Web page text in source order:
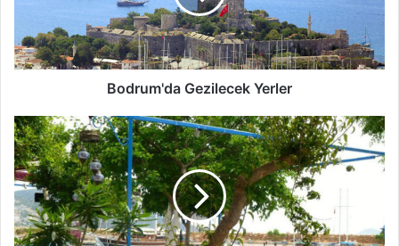
Bodrum'da Gezilecek Yerler